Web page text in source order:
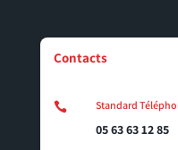
Contacts
 Standard
05 63 63 12 85